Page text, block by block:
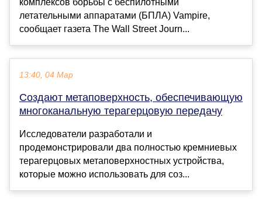
летательными аппаратами (БПЛА) Vampire,
сообщает газета The Wall Street Journ...
13:40, 04 Мар
Создают метаповерхность, обеспечивающую
многоканальную терагерцовую передачу
Исследователи разработали и
продемонстрировали два полностью кремниевых
терагерцовых метаповерхностных устройства,
которые можно использовать для соз...